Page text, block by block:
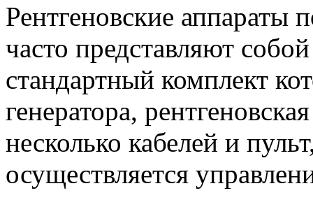
Рентгеновские аппараты
часто представляют
стандартный комплект
генератора,
несколько кабелей и
осуществляется